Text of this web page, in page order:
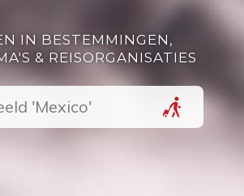
IN BESTEMMINGEN,
& REISORGANISATIES